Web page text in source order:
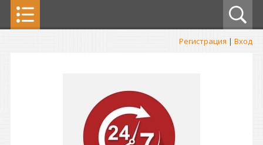
Регистрация | Вход